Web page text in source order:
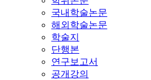
국내학술논문
해외학술논문
학술지
단행본
연구보고서
공개강의